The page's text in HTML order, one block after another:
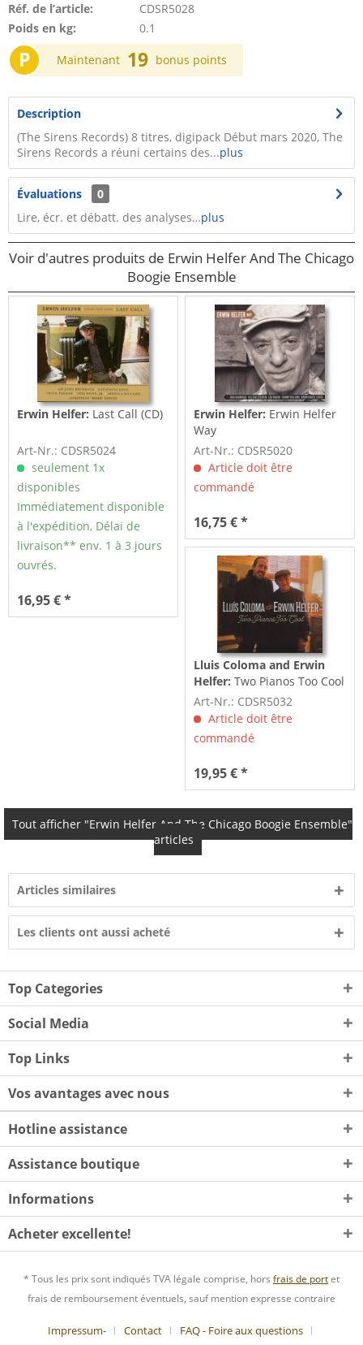
Réf. de l’article:
CDSR5028
Poids en kg:
0.1
P Maintenant 19 bonus points
Description
(The Sirens Records) 8 titres, digipack Début mars 2020, The
Sirens Records a réuni certains des...plus
Évaluations
0
Lire, écr. et débatt. des analyses…plus
Voir d'autres produits de Erwin Helfer And The Chicago
Boogie Ensemble
Erwin Helfer: Last Call (CD)
Art-Nr.: CDSR5024
seulement 1x
disponibles
Immédiatement disponible
à l'expédition, Délai de
livraison** env. 1 à 3 jours
ouvrés.
16,95 € *
Erwin Helfer: Erwin Helfer
Way
Art-Nr.: CDSR5020
Article doit être
commandé
16,75 € *
Lluis Coloma and Erwin
Helfer:Two Pianos Too Cool
(CD)
Art-Nr.: CDSR5032
Article doit être
commandé
19,95 € *
Tout afficher "Erwin Helfer And The Chicago Boogie Ensemble"
articles
Articles similaires
Les clients ont aussi acheté
Top Categories
Social Media
Top Links
Vos avantages avec nous
Hotline assistance
Assistance boutique
Informations
Acheter excellente!
* Tous les prix sont indiqués TVA légale comprise, hors frais de portet
frais de remboursement éventuels, sauf mention expresse contraire
Impressum- Contact FAQ - Foire aux questions